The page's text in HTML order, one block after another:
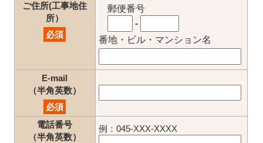
ご住所(工事地住
所）
必須
郵便番号
-
番地・ビル・マンション名
E-mail
（半角英数）
必須
電話番号
（半角英数）
例：045-XXX-XXXX